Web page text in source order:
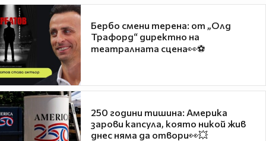
Бербо смени терена: от „Олд
Трафорд“ директно на
театралната сцена👀⚽
250 години тишина: Америка
зарови капсула, която никой жив
днес няма да отвори👀💥